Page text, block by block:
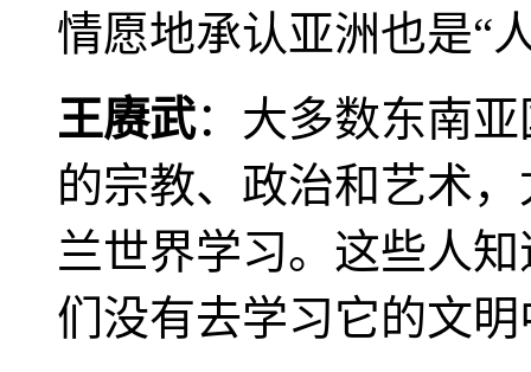
情愿地承认亚洲也是“
王赓武：大多数东南
的宗教、政治和艺术
兰世界学习。这些人
们没有去学习它的文